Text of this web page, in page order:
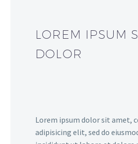
LOREM IPSUM
DOLOR
Lorem ipsum dolor sit amet,
adipisicing elit, sed do